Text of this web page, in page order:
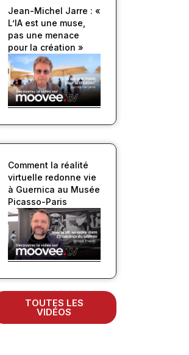
Jean-Michel Jarre : «
L’IA est une muse,
pas une menace
pour la création »
Comment la réalité
virtuelle redonne vie
à Guernica au Musée
Picasso-Paris
TOUTES LES
VIDÉOS